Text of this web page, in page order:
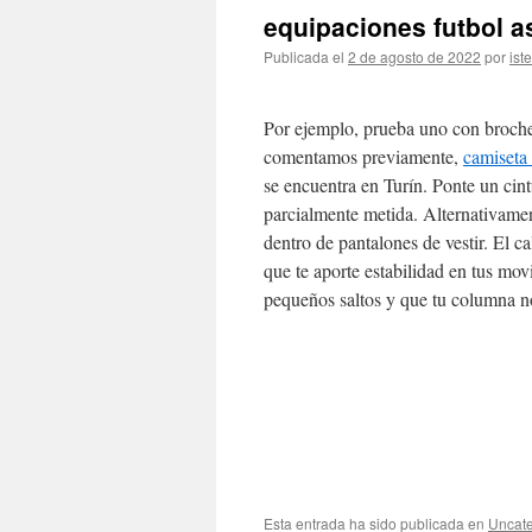
equipaciones futbol
Publicada el 2 de agosto de 2022 por
Por ejemplo, prueba uno con
comentamos previamente,
se encuentra en Turín. Ponte un
parcialmente metida.
dentro de pantalones de vestir. El
que te aporte estabilidad en tus
pequeños saltos y que tu columna
Esta entrada ha sido publicada en